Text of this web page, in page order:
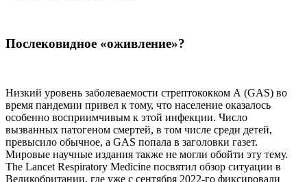
Послековидное «оживление»?
Низкий уровень заболеваемости стрептококком А (GAS) во
время пандемии привел к тому, что население оказалось
особенно восприимчивым к этой инфекции. Число
вызванных патогеном смертей, в том числе среди детей,
превысило обычное, а GAS попала в заголовки газет.
Мировые научные издания также не могли обойти эту тему.
Тhе Lancet Respiratory Medicine посвятил обзор ситуации в
Великобритании, где уже с сентября 2022-го фиксировали